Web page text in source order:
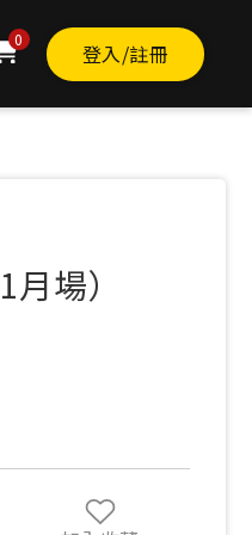
0 登入/註冊
招生結束
場）